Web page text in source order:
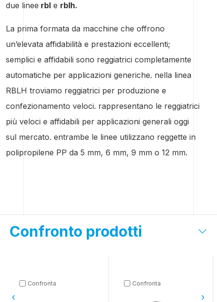
due linee rbl e rblh.
La prima formata da macchine che offrono
un’elevata affidabilità e prestazioni eccellenti;
semplici e affidabili sono reggiatrici completamente
automatiche per applicazioni generiche. nella linea
RBLH troviamo reggiatrici per produzione e
confezionamento veloci. rappresentano le reggiatrici
più veloci e affidabili per applicazioni generali oggi
sul mercato. entrambe le linee utilizzano reggette in
polipropilene PP da 5 mm, 6 mm, 9 mm o 12 mm.
Confronto prodotti
Confronta Confronta
‹ ›